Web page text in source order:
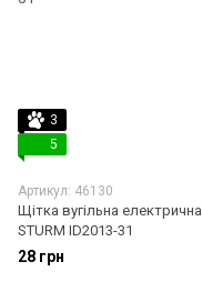
3
5
Артикул: 46130
Щітка вугільна електрична
STURM ID2013-31
28 грн